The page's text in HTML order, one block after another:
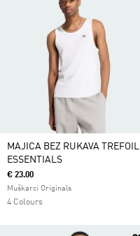
MAJICA BEZ RUKAVA TREFOIL
ESSENTIALS
€ 23.00
Muškarci Originals
4 Colours